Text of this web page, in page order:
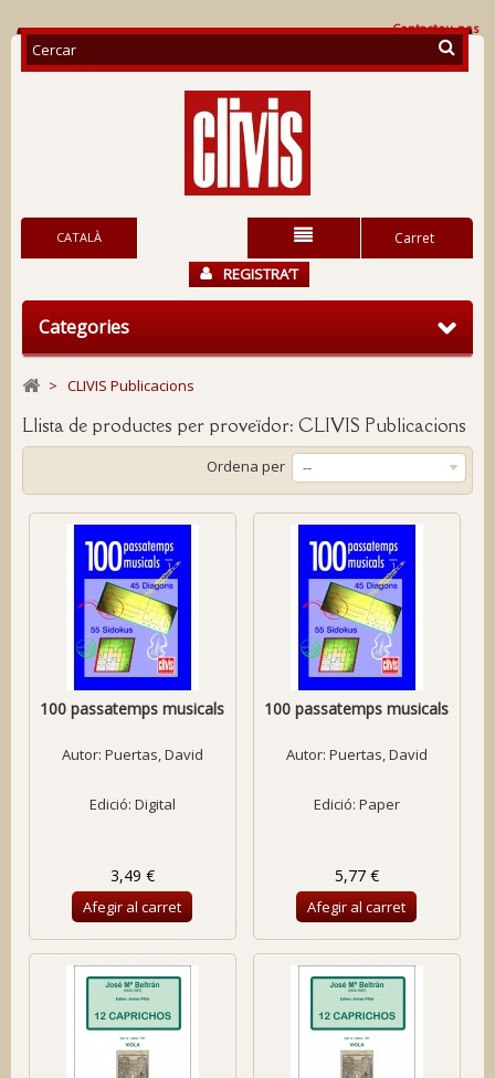
Contacteu-nos
Carret
CATALÀ
REGISTRA’T
Categories
> CLIVIS Publicacions
Llista de productes per proveïdor: CLIVIS Publicacions
Ordena per --
100 passatemps musicals
Autor: Puertas, David
Edició: Digital
3,49 €
Afegir al carret
100 passatemps musicals
Autor: Puertas, David
Edició: Paper
5,77 €
Afegir al carret